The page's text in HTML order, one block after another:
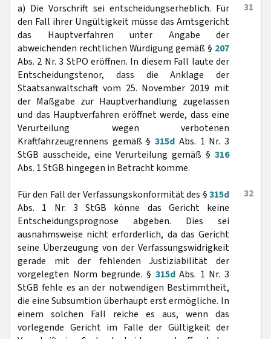
31
a) Die Vorschrift sei entscheidungserheblich. Für
den Fall ihrer Ungültigkeit müsse das Amtsgericht
das Hauptverfahren unter Angabe der
abweichenden rechtlichen Würdigung gemäß § 207
Abs. 2 Nr. 3 StPO eröffnen. In diesem Fall laute der
Entscheidungstenor, dass die Anklage der
Staatsanwaltschaft vom 25. November 2019 mit
der Maßgabe zur Hauptverhandlung zugelassen
und das Hauptverfahren eröffnet werde, dass eine
Verurteilung wegen verbotenen
Kraftfahrzeugrennens gemäß §315d Abs. 1 Nr. 3
StGB ausscheide, eine Verurteilung gemäß § 316
Abs. 1 StGB hingegen in Betracht komme.
32
Für den Fall der Verfassungskonformität des §315d
Abs. 1 Nr. 3 StGB könne das Gericht keine
Entscheidungsprognose abgeben. Dies sei
ausnahmsweise nicht erforderlich, da das Gericht
seine Überzeugung von der Verfassungswidrigkeit
gerade mit der fehlenden Justiziabilität der
vorgelegten Norm begründe. § 315dAbs. 1 Nr. 3
StGB fehle es an der notwendigen Bestimmtheit,
die eine Subsumtion überhaupt erst ermögliche. In
einem solchen Fall reiche es aus, wenn das
vorlegende Gericht im Falle der Gültigkeit der